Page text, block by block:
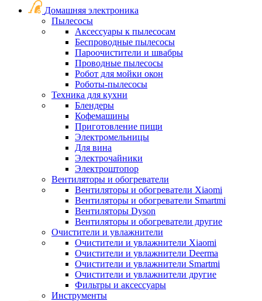
Домашняя электроника
Пылесосы
Аксессуары к пылесосам
Беспроводные пылесосы
Пароочистители и швабры
Проводные пылесосы
Робот для мойки окон
Роботы-пылесосы
Техника для кухни
Блендеры
Кофемашины
Приготовление пищи
Электромельницы
Для вина
Электрочайники
Электроштопор
Вентиляторы и обогреватели
Вентиляторы и обогреватели Xiaomi
Вентиляторы и обогреватели Smartmi
Вентиляторы Dyson
Вентиляторы и обогреватели другие
Очистители и увлажнители
Очистители и увлажнители Xiaomi
Очистители и увлажнители Deerma
Очистители и увлажнители Smartmi
Очистители и увлажнители другие
Фильтры и аксессуары
Инструменты